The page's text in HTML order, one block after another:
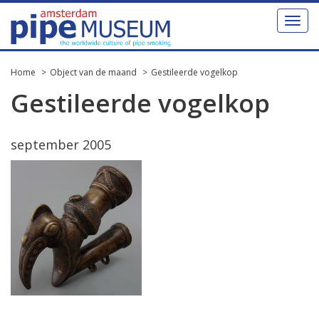
Toggle
Home Object van de maand Gestileerde vogelkop
Gestileerde vogelkop
september 2005